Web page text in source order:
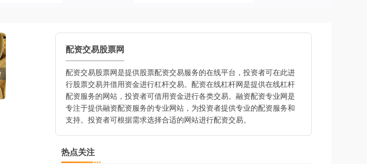
配资交易股票网
配资交易股票网是提供股票配资交易服务的在线平台，投资者可在此进
行股票交易并借用资金进行杠杆交易。配资在线杠杆网是提供在线杠杆
配资服务的网站，投资者可借用资金进行各类交易。融资配资专业网是
专注于提供融资配资服务的专业网站，为投资者提供专业的配资服务和
支持。投资者可根据需求选择合适的网站进行配资交易。
热点关注